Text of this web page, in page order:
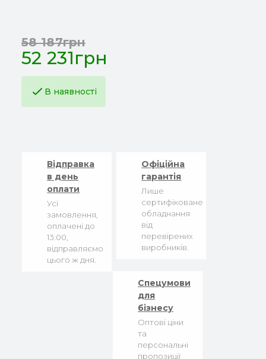
52 231грн
58 187грн
В наявності
Відправка
в день
оплати
Усі
замовлення,
оплачені до
13:00,
відправляємо
цього ж дня.
Офіційна
гарантія
Лише
сертифіковане
обладнання
від
перевірених
виробників.
Спецумови
для
бізнесу
Оптові ціни
та
персональні
пропозиції